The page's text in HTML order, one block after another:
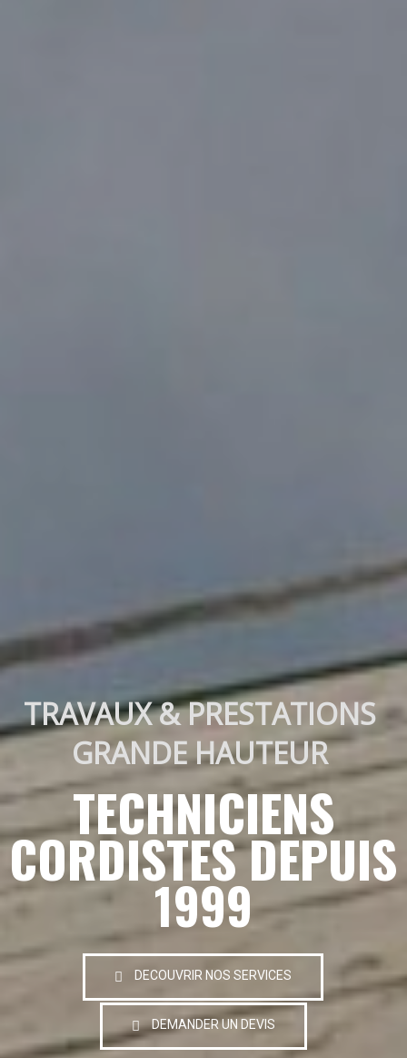
TRAVAUX & PRESTATIONS
GRANDE HAUTEUR
TECHNICIENS
CORDISTES DEPUIS
1999
DECOUVRIR NOS SERVICES
DEMANDER UN DEVIS